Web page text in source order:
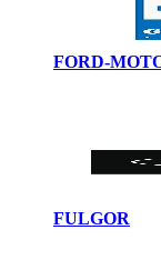
FORD-
FULGOR